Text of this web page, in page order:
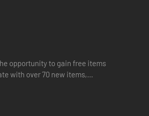
opportunity to gain free items
with over 70 new items,